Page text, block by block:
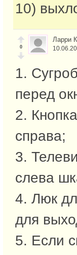
10)
0
Ларри
1.
перед
2.
справа;
3.
слева
4. Люк
для
5. Если